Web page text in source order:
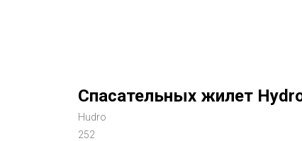
Спасательных жилет
Hudro
252